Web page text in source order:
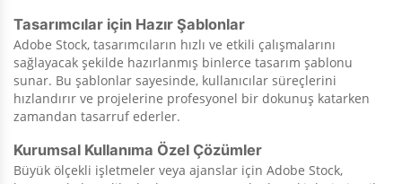
Tasarımcılar için Hazır Şablonlar
Adobe Stock, tasarımcıların hızlı ve etkili çalışmalarını
sağlayacak şekilde hazırlanmış binlerce tasarım şablonu
sunar. Bu şablonlar sayesinde, kullanıcılar süreçlerini
hızlandırır ve projelerine profesyonel bir dokunuş katarken
zamandan tasarruf ederler.
Kurumsal Kullanıma Özel Çözümler
Büyük ölçekli işletmeler veya ajanslar için Adobe Stock,